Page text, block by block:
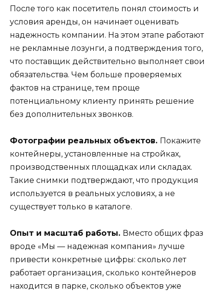
После того как посетитель понял стоимость и
условия аренды, он начинает оценивать
надежность компании. На этом этапе работают
не рекламные лозунги, а подтверждения того,
что поставщик действительно выполняет свои
обязательства. Чем больше проверяемых
фактов на странице, тем проще
потенциальному клиенту принять решение
без дополнительных звонков.
Фотографии реальных объектов. Покажите
контейнеры, установленные на стройках,
производственных площадках или складах.
Такие снимки подтверждают, что продукция
используется в реальных условиях, а не
существует только в каталоге.
Опыт и масштаб работы. Вместо общих фраз
вроде «Мы — надежная компания» лучше
привести конкретные цифры: сколько лет
работает организация, сколько контейнеров
находится в парке, сколько объектов уже